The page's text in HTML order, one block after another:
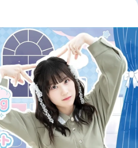
トレンド 無料マンガ
声優記事一覧
実写化映画一覧